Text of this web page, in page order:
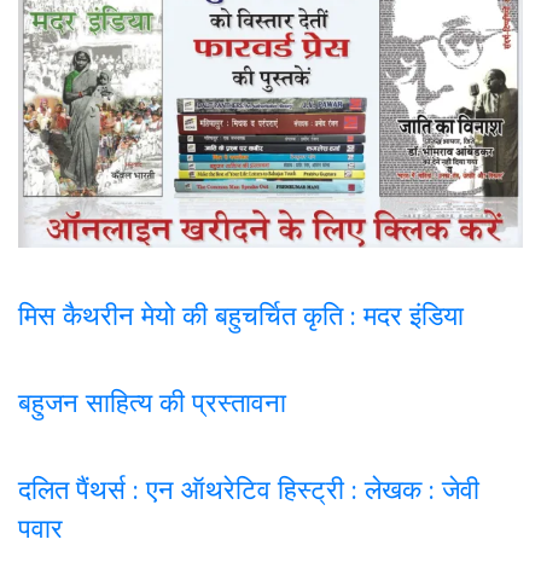
मिस कैथरीन मेयो की बहुचर्चित कृति : मदर इंडिया
बहुजन साहित्य की प्रस्तावना
दलित पैंथर्स : एन ऑथरेटिव हिस्ट्री : लेखक : जेवी
पवार